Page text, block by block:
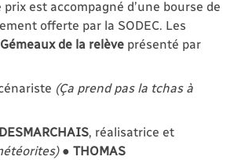
est accompagné d’une bourse de
offerte par la SODEC. Les
de la relève présenté par
(Ça prend pas la tchas à
, réalisatrice et
● THOMAS